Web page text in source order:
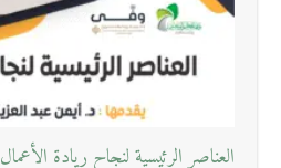
العناصر الرئيسية لنجاح ريادة الأعمال